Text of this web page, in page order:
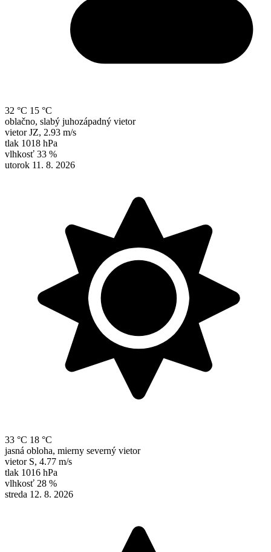
32 °C 15 °C
oblačno, slabý juhozápadný vietor
vietor JZ, 2.93 m/s
tlak 1018 hPa
vlhkosť 33 %
utorok 11. 8. 2026
33 °C 18 °C
jasná obloha, mierny severný vietor
vietor S, 4.77 m/s
tlak 1016 hPa
vlhkosť 28 %
streda 12. 8. 2026